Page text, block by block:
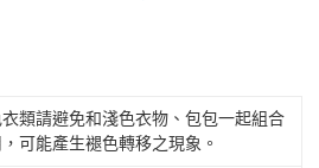
類請避免和淺色衣物、包包一起組合
可能產生褪色轉移之現象。